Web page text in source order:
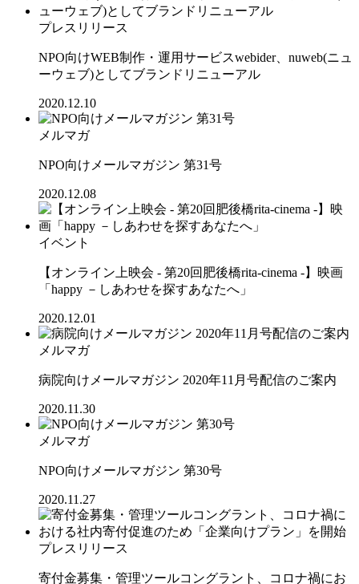
プレスリリース
NPO向けWEB制作・運用サービスwebider、nuweb(ニュ
ーウェブ)としてブランドリニューアル
2020.12.10
メルマガ
NPO向けメールマガジン 第31号
2020.12.08
イベント
【オンライン上映会 - 第20回肥後橋rita-cinema -】映画
「happy －しあわせを探すあなたへ」
2020.12.01
メルマガ
病院向けメールマガジン 2020年11月号配信のご案内
2020.11.30
メルマガ
NPO向けメールマガジン 第30号
2020.11.27
プレスリリース
寄付金募集・管理ツールコングラント、コロナ禍にお